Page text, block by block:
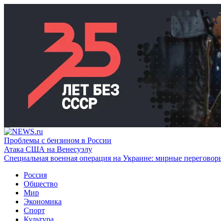
Проблемы с бензином в России
Атака США на Венесуэлу
Специальная военная операция на Украине: мирные
Россия
Общество
Мир
Экономика
Спорт
Культура